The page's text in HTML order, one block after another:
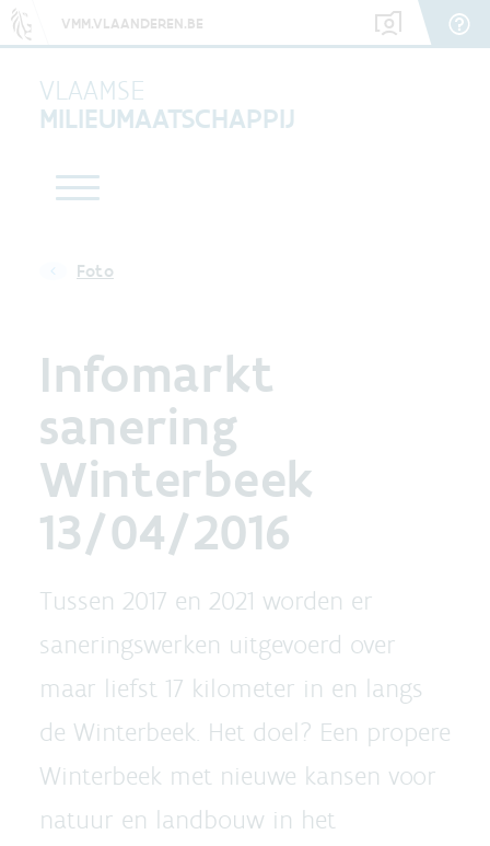
VMM.VLAANDEREN.BE
VLAAMSE
MILIEUMAATSCHAPPIJ
Foto
Infomarkt
sanering
Winterbeek
13/04/2016
Tussen 2017 en 2021 worden er
saneringswerken uitgevoerd over
maar liefst 17 kilometer in en langs
de Winterbeek. Het doel? Een propere
Winterbeek met nieuwe kansen voor
natuur en landbouw in het